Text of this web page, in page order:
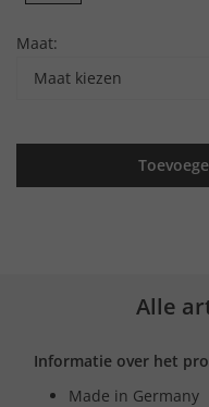
Maat:
Maat kiezen
Alle
Informatie over het
Made in Germany